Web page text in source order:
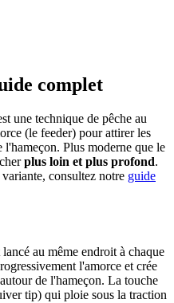
complet
une technique de pêche au
(le feeder) pour attirer les
Plus moderne que le
plus loin et plus profond.
consultez notre guide
au même endroit à chaque
l'amorce et crée
autour de l'hameçon. La touche
tip) qui ploie sous la traction